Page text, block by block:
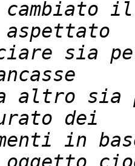
cambiato
sia
altro sia
in